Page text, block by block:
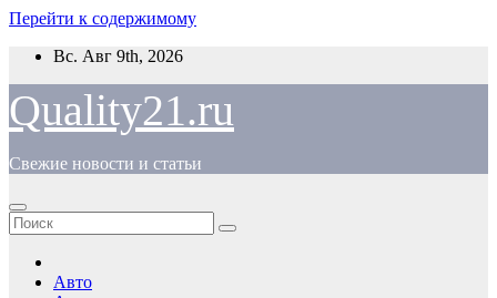
Перейти к содержимому
Вс. Авг 9th, 2026
Quality21.ru
Свежие новости и статьи
Авто